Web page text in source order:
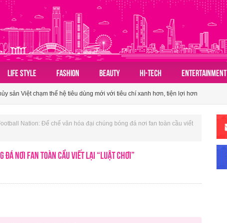
LIFE STYLE FASHION BEAUTY HI-TECH ENTERTAINMENT
hóa du lịch nhóm của người Việt
sản Việt chạm thế hệ tiêu dùng mới với tiêu chí xanh hơn, tiện lợi hơn
tấm vé mở lối du lịch Việt
Nation: Đế chế văn hóa đại chúng bóng đá nơi fan toàn cầu viết
đá nơi fan toàn cầu viết lại “luật chơi”